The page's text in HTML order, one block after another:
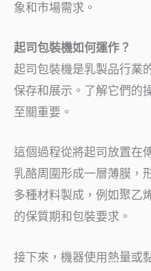
象和市場需求。
起司包裝機如何運作？
起司包裝機是乳製品行業
保存和展示。了解它們的
至關重要。
這個過程從將起司放置在
乳酪周圍形成一層薄膜，
多種材料製成，例如聚乙
的保質期和包裝要求。
接下來，機器使用熱量或